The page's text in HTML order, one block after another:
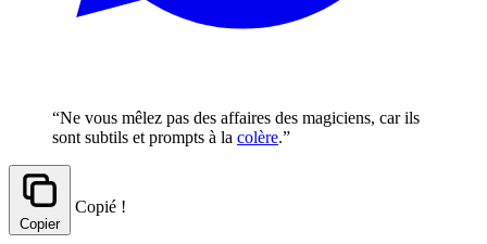
“Ne vous mêlez pas des affaires des magiciens, car ils
sont subtils et prompts à la colère.”
Copier
Copié !